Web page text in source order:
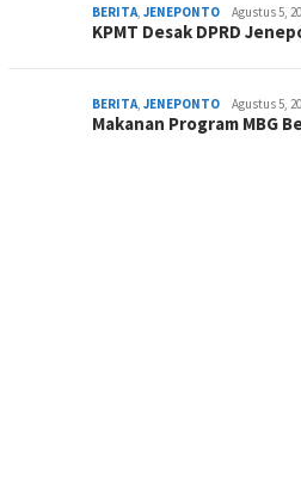
BERITA JENEPONTO Agustus 5,
KPMT Desak DPRD
BERITA JENEPONTO Agustus 5,
Makanan Program MBG